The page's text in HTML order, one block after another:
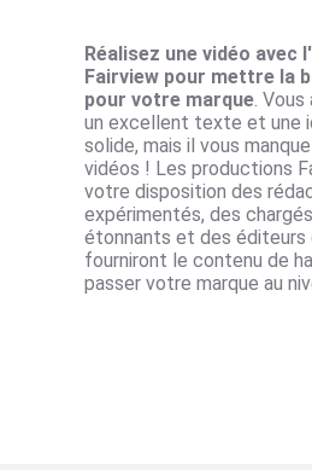
Réalisez une vidéo avec
Fairview pour mettre la
pour votre marque. Vous
un excellent texte et une
solide, mais il vous
vidéos ! Les productions
votre disposition des
expérimentés, des
étonnants et des éditeurs
fourniront le contenu de
passer votre marque au